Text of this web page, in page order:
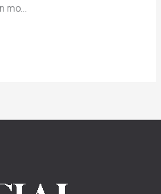
mo…